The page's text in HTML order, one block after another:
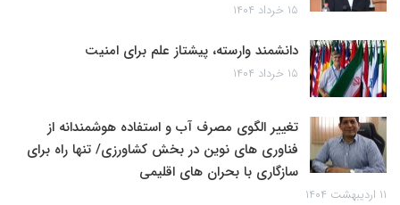
۱۵ خرداد ۱۴۰۴
دانشمند وارسته، پیشتاز علم برای امنیت
۱۵ خرداد ۱۴۰۴
تغییر الگوی مصرف آب و استفاده هوشمندانه از
فناوری های نوین در بخش کشاورزی/ تنها راه برای
سازگاری با بحران های اقلیمی
۱۱ اردیبهشت ۱۴۰۴